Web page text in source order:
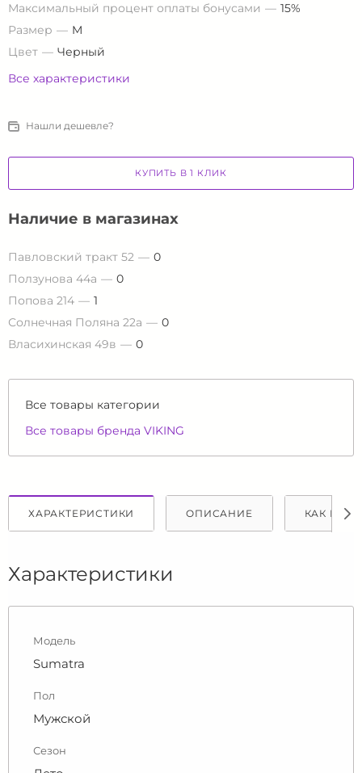
Максимальный процент оплаты бонусами
15%
Размер
M
Цвет
Черный
Все характеристики
Нашли дешевле?
КУПИТЬ В 1 КЛИК
Наличие в магазинах
Павловский тракт 52
0
Ползунова 44а
0
Попова 214
1
Солнечная Поляна 22а
0
Власихинская 49в
0
Все товары категории
Все товары бренда VIKING
ХАРАКТЕРИСТИКИ ОПИСАНИЕ КАК
Характеристики
Модель
Sumatra
Пол
Мужской
Сезон